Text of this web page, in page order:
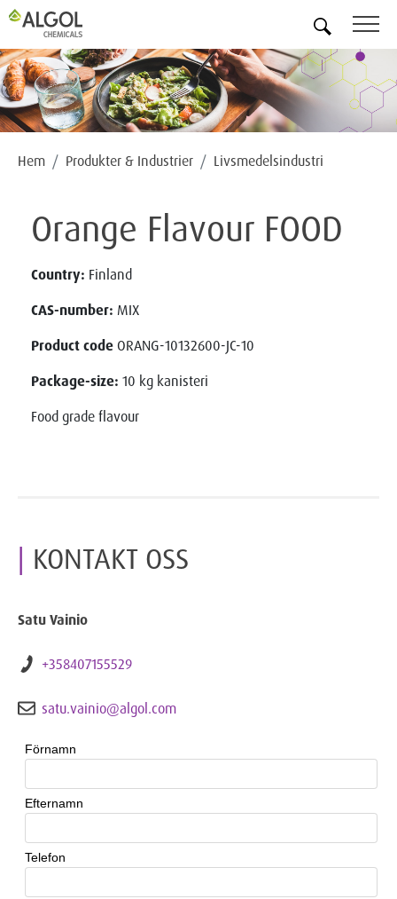
Hem Produkter & Industrier Livsmedelsindustri
Orange Flavour FOOD
Country: Finland
CAS-number: MIX
Product code ORANG-10132600-JC-10
Package-size: 10 kg kanisteri
Food grade flavour
KONTAKT OSS
Satu Vainio
+358407155529
satu.vainio@algol.com